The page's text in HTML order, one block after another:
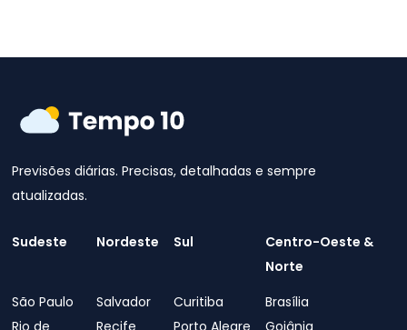
Previsões diárias. Precisas, detalhadas e sempre
atualizadas.
Sudeste
São Paulo
Rio de
Nordeste
Salvador
Recife
Sul
Curitiba
Porto Alegre
Centro-Oeste &
Norte
Brasília
Goiânia